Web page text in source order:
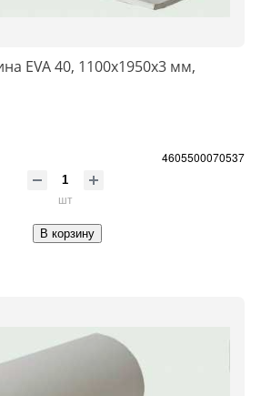
EVA 40, 1100x1950x3 мм,
4605500070537
шт
В корзину